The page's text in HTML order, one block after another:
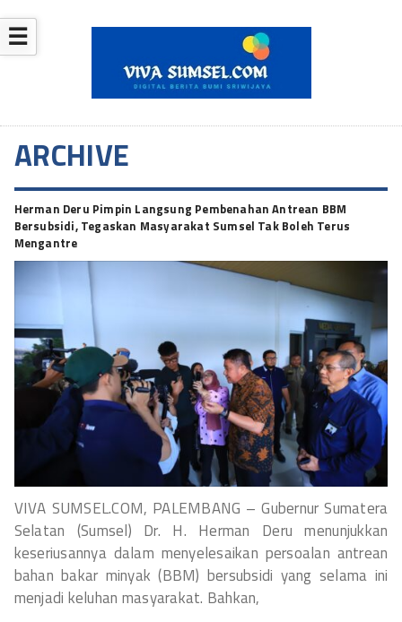
☰
ARCHIVE
Herman Deru Pimpin Langsung Pembenahan Antrean BBM
Bersubsidi, Tegaskan Masyarakat Sumsel Tak Boleh Terus
Mengantre
VIVA SUMSEL.COM, PALEMBANG – Gubernur Sumatera
Selatan (Sumsel) Dr. H. Herman Deru menunjukkan
keseriusannya dalam menyelesaikan persoalan antrean
bahan bakar minyak (BBM) bersubsidi yang selama ini
menjadi keluhan masyarakat. Bahkan,